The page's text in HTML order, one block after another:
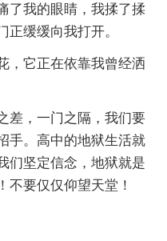
了我的眼睛，我揉了揉
正缓缓向我打开。
，它正在依靠我曾经洒
差，一门之隔，我们要
手。高中的地狱生活就
们坚定信念，地狱就是
不要仅仅仰望天堂！